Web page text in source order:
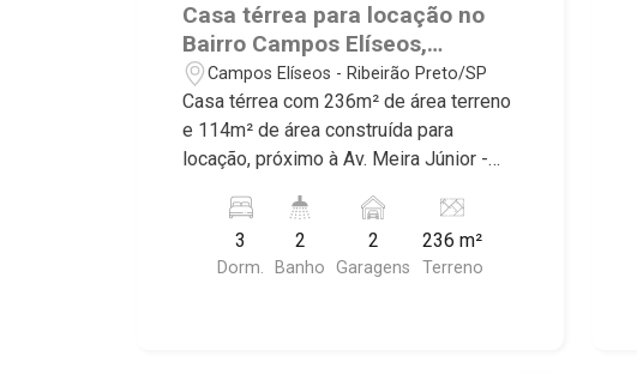
Casa térrea para locação no
Bairro Campos Elíseos,
próximo à Av. Meira Júnior -
Ribeirão Preto/SP.
Campos Elíseos - Ribeirão Preto/SP
Casa térrea com 236m² de área terreno
e 114m² de área construída para
locação, próximo à Av. Meira Júnior -
Preto/SP. Conheça as características
deste imóvel que a Martinelli
Imobiliária selecionou para você: -
3
Dorm.
2
Banho
2
Garagens
236 m²
Terreno